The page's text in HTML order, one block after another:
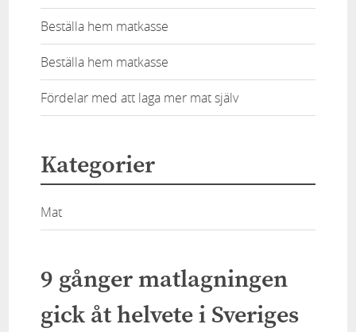
Beställa hem matkasse
Beställa hem matkasse
Fördelar med att laga mer mat själv
Kategorier
Mat
9 gånger matlagningen
gick åt helvete i Sveriges